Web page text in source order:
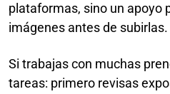
plataformas, sino un apoyo
imágenes antes de subirlas.
Si trabajas con muchas
tareas: primero revisas